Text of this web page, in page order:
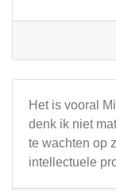
Het is vooral
denk ik niet
te wachten op
intellectuele